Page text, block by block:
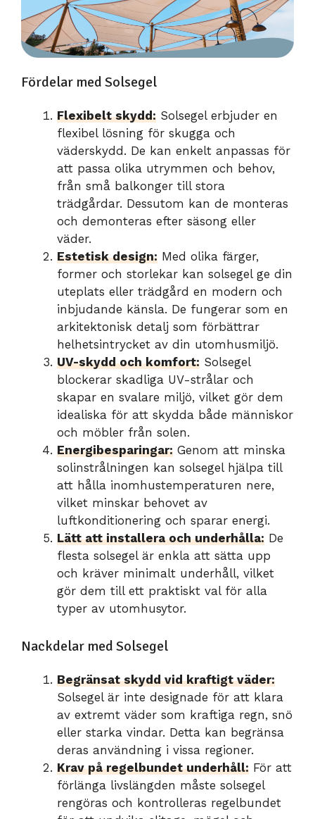
Fördelar med Solsegel
Flexibelt skydd: Solsegel erbjuder en
flexibel lösning för skugga och
väderskydd. De kan enkelt anpassas för
att passa olika utrymmen och behov,
från små balkonger till stora
trädgårdar. Dessutom kan de monteras
och demonteras efter säsong eller
väder.
Estetisk design: Med olika färger,
former och storlekar kan solsegel ge din
uteplats eller trädgård en modern och
inbjudande känsla. De fungerar som en
arkitektonisk detalj som förbättrar
helhetsintrycket av din utomhusmiljö.
UV-skydd och komfort: Solsegel
blockerar skadliga UV-strålar och
skapar en svalare miljö, vilket gör dem
idealiska för att skydda både människor
och möbler från solen.
Energibesparingar: Genom att minska
solinstrålningen kan solsegel hjälpa till
att hålla inomhustemperaturen nere,
vilket minskar behovet av
luftkonditionering och sparar energi.
Lätt att installera och underhålla: De
flesta solsegel är enkla att sätta upp
och kräver minimalt underhåll, vilket
gör dem till ett praktiskt val för alla
typer av utomhusytor.
Nackdelar med Solsegel
Begränsat skydd vid kraftigt väder:
Solsegel är inte designade för att klara
av extremt väder som kraftiga regn, snö
eller starka vindar. Detta kan begränsa
deras användning i vissa regioner.
Krav på regelbundet underhåll: För att
förlänga livslängden måste solsegel
rengöras och kontrolleras regelbundet